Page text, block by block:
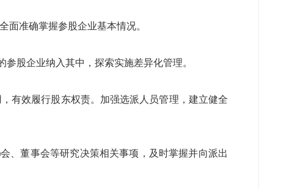
面准确掌握参股企业基本情况。
股企业纳入其中，探索实施差异化管理。
有效履行股东权责。加强选派人员管理，建立健全
会、董事会等研究决策相关事项，及时掌握并向派出